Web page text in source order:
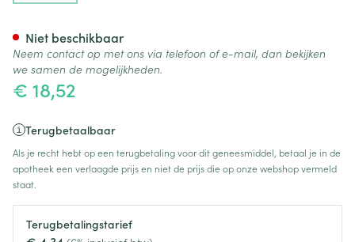
€ 18,52
Terugbetaalbaar
Als je recht hebt op een terugbetaling voor dit geneesmiddel, betaal je in de
apotheek een verlaagde prijs en niet de prijs die op onze webshop vermeld
staat.
Terugbetalingstarief
Niet beschikbaar
Neem contact op met ons via telefoon of e-mail, dan bekijken
we samen de mogelijkheden.